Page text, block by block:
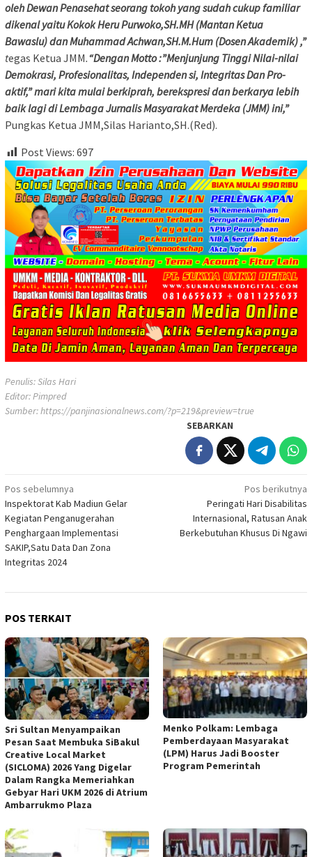
oleh Dewan Penasehat seorang tokoh yang sudah cukup familiar
dikenal yaitu Kokok Heru Purwoko,SH.MH (Mantan Ketua
Bawaslu) dan Muhammad Achwan,SH.M.Hum (Dosen Akademik) ,”
tegas Ketua JMM.“Dengan Motto :”Menjunjung Tinggi Nilai-nilai
Demokrasi, Profesionalitas, Independen si, Integritas Dan Pro-
aktif,” mari kita mulai berkiprah, berekspresi dan berkarya lebih
baik lagi di Lembaga Jurnalis Masyarakat Merdeka (JMM) ini,”
Pungkas Ketua JMM,Silas Harianto,SH.(Red).
Post Views: 697
Penulis: Silas Hari
Editor: Pimpred
Sumber:https://panjinasionalnews.com/?p=219&preview=true
SEBARKAN
Navigasi
pos
Pos sebelumnya
Inspektorat Kab Madiun Gelar
Kegiatan Penganugerahan
Penghargaan Implementasi
SAKIP,Satu Data Dan Zona
Integritas 2024
Pos berikutnya
Peringati Hari Disabilitas
Internasional, Ratusan Anak
Berkebutuhan Khusus Di Ngawi
POS TERKAIT
Sri Sultan Menyampaikan
Pesan Saat Membuka SiBakul
Creative Local Market
(SICLOMA) 2026 Yang Digelar
Dalam Rangka Memeriahkan
Gebyar Hari UKM 2026 di Atrium
Ambarrukmo Plaza
Menko Polkam: Lembaga
Pemberdayaan Masyarakat
(LPM) Harus Jadi Booster
Program Pemerintah